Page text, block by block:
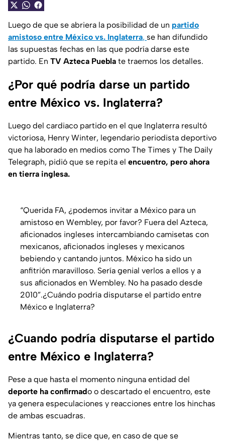
Luego de que se abriera la posibilidad de un partido
amistoso entre México vs. Inglaterra, se han difundido
las supuestas fechas en las que podría darse este
partido. En TV Azteca Puebla te traemos los detalles.
¿Por qué podría darse un partido
entre México vs. Inglaterra?
Luego del cardiaco partido en el que Inglaterra resultó
victoriosa, Henry Winter, legendario periodista deportivo
que ha laborado en medios como The Times y The Daily
Telegraph, pidió que se repita el encuentro, pero ahora
en tierra inglesa.
“Querida FA, ¿podemos invitar a México para un
amistoso en Wembley, por favor? Fuera del Azteca,
aficionados ingleses intercambiando camisetas con
mexicanos, aficionados ingleses y mexicanos
bebiendo y cantando juntos. México ha sido un
anfitrión maravilloso. Sería genial verlos a ellos y a
sus aficionados en Wembley. No ha pasado desde
2010”.¿Cuándo podría disputarse el partido entre
México e Inglaterra?
¿Cuando podría disputarse el partido
entre México e Inglaterra?
Pese a que hasta el momento ninguna entidad del
deporte ha confirmado o descartado el encuentro, este
ya genera especulaciones y reacciones entre los hinchas
de ambas escuadras.
Mientras tanto, se dice que, en caso de que se